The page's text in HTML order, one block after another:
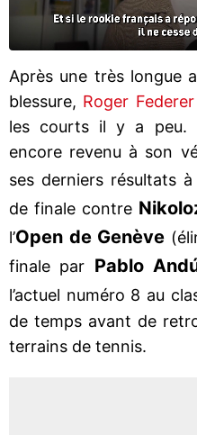
Après une très longue
blessure, Roger Federer
les courts il y a peu.
encore revenu à son
ses derniers résultats à
de finale contre
l’Open de Genève
finale par Pablo
l’actuel numéro 8 au
de temps avant de
terrains de tennis.